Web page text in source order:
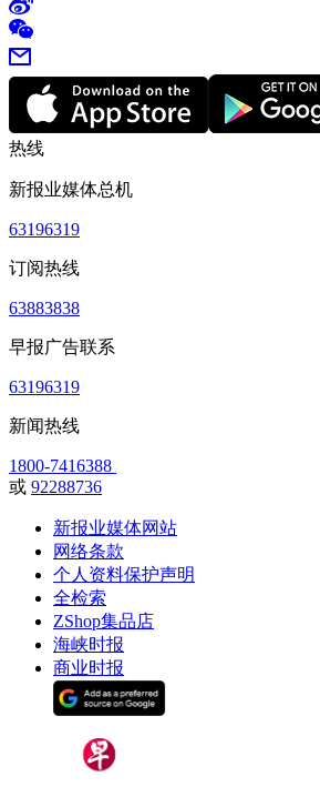
热线
新报业媒体总机
63196319
订阅热线
63883838
早报广告联系
63196319
新闻热线
1800-7416388
或 92288736
新报业媒体网站
网络条款
个人资料保护声明
全检索
ZShop集品店
海峡时报
商业时报